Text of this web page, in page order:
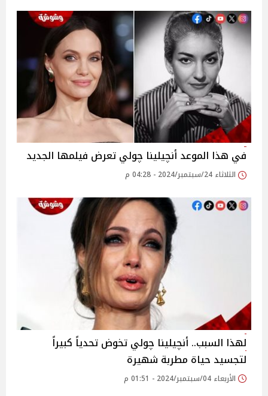
في هذا الموعد أنچيلينا چولي تعرض فيلمها الجديد
الثلاثاء 24/سبتمبر/2024 - 04:28 م
لهذا السبب.. أنچيلينا چولي تخوض تحدياً كبيراً
لتجسيد حياة مطربة شهيرة
الأربعاء 04/سبتمبر/2024 - 01:51 م